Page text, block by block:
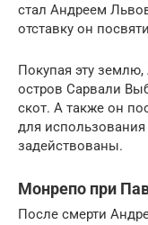
стал Андреем
отставку он
Покупая эту
остров Сарвали
скот. А также он
для
задействованы.
Монрепо при
После смерти